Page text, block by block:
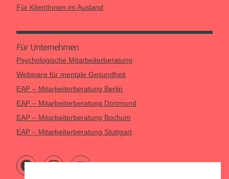
Für KlientInnen im Ausland
Für Unternehmen
Psychologische Mitarbeiterberatung
Webinare für mentale Gesundheit
EAP – Mitarbeiterberatung Berlin
EAP – Mitarbeiterberatung Dortmund
EAP – Mitarbeiterberatung Bochum
EAP – Mitarbeiterberatung Stuttgart